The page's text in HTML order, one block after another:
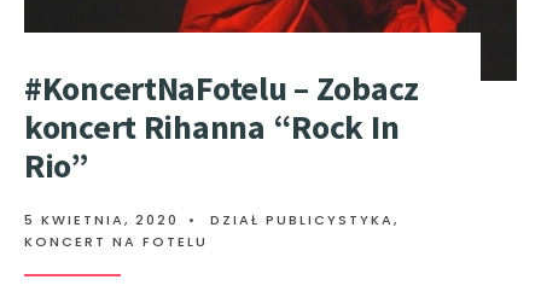
#KoncertNaFotelu – Zobacz
koncert Rihanna “Rock In
Rio”
5 KWIETNIA, 2020 • DZIAŁ PUBLICYSTYKA,
KONCERT NA FOTELU